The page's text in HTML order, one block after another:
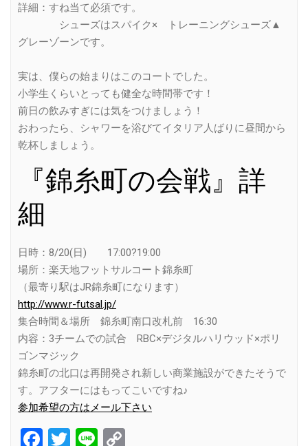
詳細：すね当て必須です。
シューズはスパイク× トレーニングシューズ▲
グレーゾーンです。
実は、僕らの始まりはこのコートでした。
小学生くらいとっても健全な時間帯です！
前日の飲みすぎには気をつけましょう！
おわったら、シャワーを浴びてイタリア人ばりに昼間から
乾杯しましょう。
『錦糸町の会戦』詳
細
日時：8/20(日) 17:00?19:00
場所：楽天地フットサルコート錦糸町
（最寄り駅はJR錦糸町になります）
http://www.r-futsal.jp/
集合時間＆場所 錦糸町南口改札前 16:30
内容：3チームでの試合 RBC×デジタルハリウッド×ポリ
ゴンマジック
錦糸町の北口は再開発され新しい商業施設ができたそうで
す。アフターにはもってこいですね♪
参加希望の方はメール下さい
Facebook
Twitter
Line